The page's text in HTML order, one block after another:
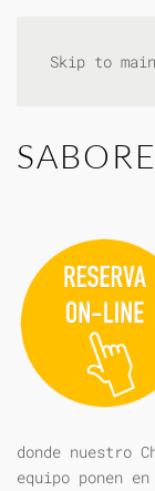
Skip to
donde nuestro
equipo ponen